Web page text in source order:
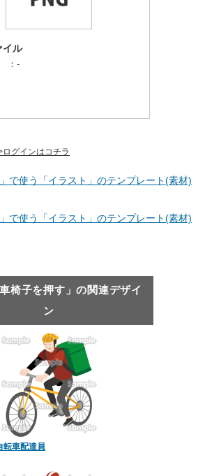
イル
-
ログインはコチラ
で使う「イラスト」のテンプレート(素材)
で使う「イラスト」のテンプレート(素材)
車椅子を押す」の関連デザイ
ン
転車配達員